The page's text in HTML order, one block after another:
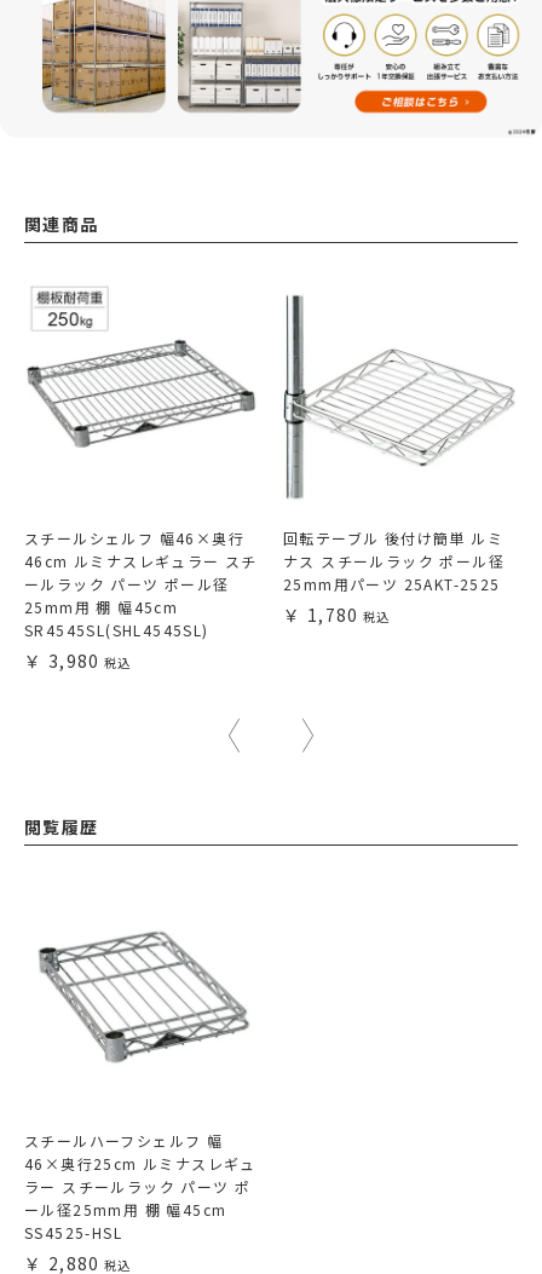
関連商品
スチールシェルフ 幅46×奥行
46cm ルミナスレギュラー スチ
ールラック パーツ ポール径
25mm用 棚 幅45cm
SR4545SL(SHL4545SL)
3,980
回転テーブル 後付け簡単 ルミ
ナス スチールラック ポール径
25mm用パーツ 25AKT-2525
1,780
閲覧履歴
スチールハーフシェルフ 幅
46×奥行25cm ルミナスレギュ
ラー スチールラック パーツ ポ
ール径25mm用 棚 幅45cm
SS4525-HSL
2,880